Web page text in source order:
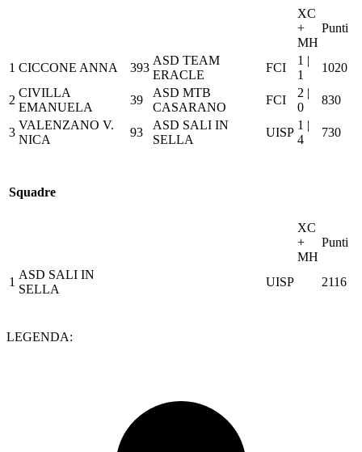
XC
+
MH
Punti
1 CICCONE ANNA 393
ASD TEAM
ERACLE
FCI
1 |
1
1020
2
CIVILLA
EMANUELA
39
ASD MTB
CASARANO
FCI
2 |
0
830
3
VALENZANO V.
NICA
93
ASD SALI IN
SELLA
UISP
1 |
4
730
Squadre
XC
+
MH
Punti
1
ASD SALI IN
SELLA
UISP 2116
LEGENDA: